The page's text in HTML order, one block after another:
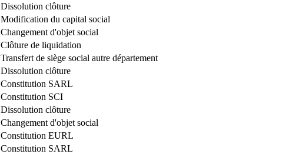
Dissolution clôture
Modification du capital social
Changement d'objet social
Clôture de liquidation
Transfert de siège social autre département
Dissolution clôture
Constitution SARL
Constitution SCI
Dissolution clôture
Changement d'objet social
Constitution EURL
Constitution SARL